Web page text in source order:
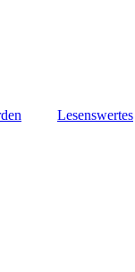
Lesenswertes